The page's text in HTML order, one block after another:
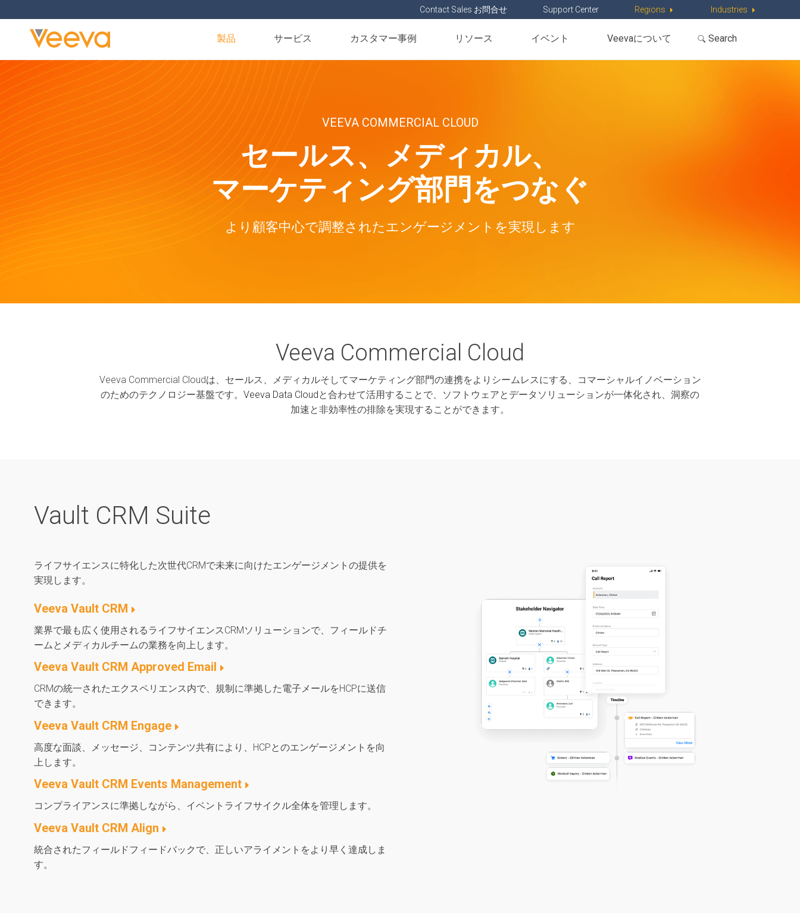
Contact Sales お問合せ Support Center Regions Industries
製品 サービス カスタマー事例 リソース イベント Veevaについて
VEEVA COMMERCIAL CLOUD
セールス、メディカル、
マーケティング部門をつなぐ
より顧客中心で調整されたエンゲージメントを実現します
Veeva Commercial Cloud
Veeva Commercial Cloudは、セールス、メディカルそしてマーケティング部門の連携をよりシームレスにする、コマーシャルイノベーション
のためのテクノロジー基盤です。 Veeva Data Cloudと合わせて活用することで、ソフトウェアとデータソリューションが一体化され、洞察の
加速と非効率性の排除を実現することができます。
Vault CRM Suite
ライフサイエンスに特化した次世代CRMで未来に向けたエンゲージメントの提供を
実現します。
Veeva Vault CRM
業界で最も広く使用されるライフサイエンスCRMソリューションで、フィールドチ
ームとメディカルチームの業務を向上します。
Veeva Vault CRM Approved Email
CRMの統一されたエクスペリエンス内で、規制に準拠した電子メールをHCPに送信
できます。
Veeva Vault CRM Engage
高度な面談、メッセージ、コンテンツ共有により、HCPとのエンゲージメントを向
上します。
Veeva Vault CRM Events Management
コンプライアンスに準拠しながら、イベントライフサイクル全体を管理します。
Veeva Vault CRM Align
統合されたフィールドフィードバックで、正しいアライメントをより早く達成しま
す。